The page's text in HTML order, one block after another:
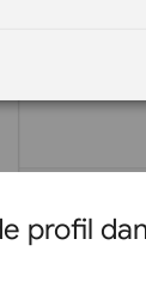
profil